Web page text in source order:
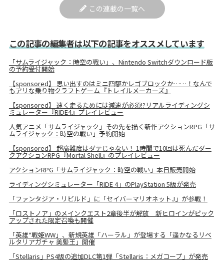
この連載の一覧へ
この記事の編集者は以下の記事をオススメしています
「サムライジャック：時空の戦い」、Nintendo Switchダウンロード版
の予約受付開始
【sponsored】 思い出すのはミニ四駆かレゴブロックか……！なんで
もアリな乗り物クラフトゲーム『トレイルメーカーズ』
【sponsored】 速く走るためには減速が必須!?リアルライディングシ
ミュレーター『RIDE4』プレイレビュー
人気アニメ「サムライジャック」その先を描く新作アクションRPG「サ
ムライジャック：時空の戦い」予約開始
【sponsored】 超高難度はダテじゃない！ 1時間で10回は死んだダー
クアクションRPG『Mortal Shell』のプレイレビュー
アクションRPG「サムライジャック：時空の戦い」本日販売開始
ライディングシミュレーター「RIDE 4」のPlayStation 5版が発売
「ファンタジア・リビルド」に「セイバーマリオネットJ」が参戦！
「ロストノア」のメインクエスト2章後半が解放 新ヒロインがピック
アップされた限定召喚も開催
「英雄*戦姫WW」、新規英雄「ハーラル」が登場する「遥かなるリベ
ルタリアガチャ 美髪王」開催
「Stellaris」PS4版の追加DLC第1弾「Stellaris：メガコープ」が発売